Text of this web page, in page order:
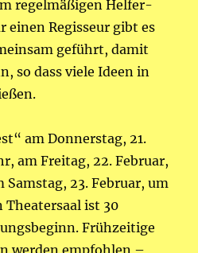
regelmäßigen Helfer-
einen Regisseur gibt es
geführt, damit
so dass viele Ideen in
am Donnerstag, 21.
am Freitag, 22. Februar,
Samstag, 23. Februar, um
Theatersaal ist 30
Frühzeitige
werden empfohlen –